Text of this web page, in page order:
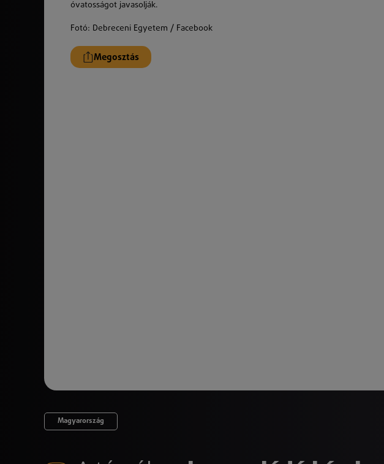
óvatosságot javasolják.
Fotó: Debreceni Egyetem / Facebook
Megosztás
Magyarország